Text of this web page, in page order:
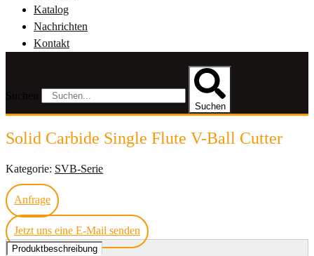
Katalog
Nachrichten
Kontakt
Suchen
Solid Carbide Single Flute V-Ball Cutter
Kategorie: SVB-Serie
Anfrage
Jetzt uns eine E-Mail senden
Produktbeschreibung